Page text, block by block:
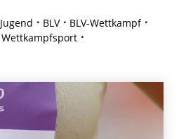
Jugend BLV
BLV-Wettkampf
Wettkampfsport